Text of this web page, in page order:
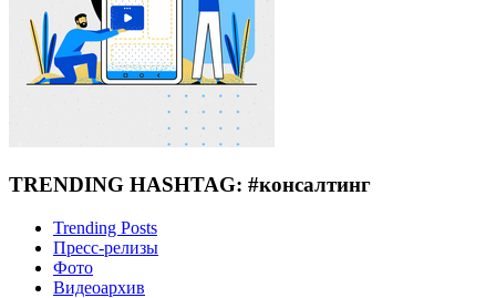
TRENDING HASHTAG: #консалтинг
Trending Posts
Пресс-релизы
Фото
Видеоархив